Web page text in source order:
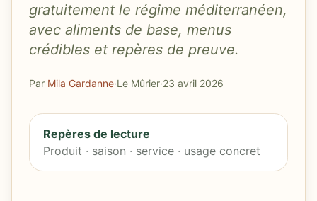
gratuitement le régime méditerranéen,
avec aliments de base, menus
crédibles et repères de preuve.
Par Mila Gardanne·Le Mûrier·23 avril 2026
Repères de lecture
Produit · saison · service · usage concret